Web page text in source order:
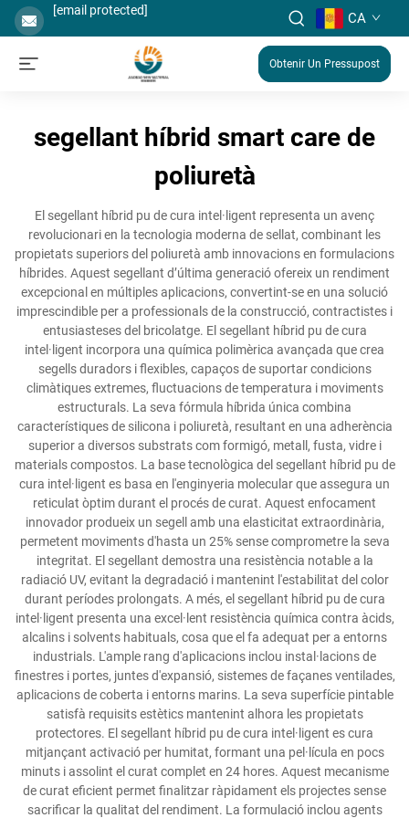
[email protected] CA
Obtenir Un Pressupost
segellant híbrid smart care de
poliuretà
El segellant híbrid pu de cura intel·ligent representa un avenç
revolucionari en la tecnologia moderna de sellat, combinant les
propietats superiors del poliuretà amb innovacions en formulacions
híbrides. Aquest segellant d’última generació ofereix un rendiment
excepcional en múltiples aplicacions, convertint-se en una solució
imprescindible per a professionals de la construcció, contractistes i
entusiasteses del bricolatge. El segellant híbrid pu de cura
intel·ligent incorpora una química polimèrica avançada que crea
segells duradors i flexibles, capaços de suportar condicions
climàtiques extremes, fluctuacions de temperatura i moviments
estructurals. La seva fórmula híbrida única combina
característiques de silicona i poliuretà, resultant en una adherència
superior a diversos substrats com formigó, metall, fusta, vidre i
materials compostos. La base tecnològica del segellant híbrid pu de
cura intel·ligent es basa en l'enginyeria molecular que assegura un
reticulat òptim durant el procés de curat. Aquest enfocament
innovador produeix un segell amb una elasticitat extraordinària,
permetent moviments d'hasta un 25% sense comprometre la seva
integritat. El segellant demostra una resistència notable a la
radiació UV, evitant la degradació i mantenint l'estabilitat del color
durant períodes prolongats. A més, el segellant híbrid pu de cura
intel·ligent presenta una excel·lent resistència química contra àcids,
alcalins i solvents habituals, cosa que el fa adequat per a entorns
industrials. L'ample rang d'aplicacions inclou instal·lacions de
finestres i portes, juntes d'expansió, sistemes de façanes ventilades,
aplicacions de coberta i entorns marins. La seva superfície pintable
satisfà requisits estètics mantenint alhora les propietats
protectores. El segellant híbrid pu de cura intel·ligent es cura
mitjançant activació per humitat, formant una pel·lícula en pocs
minuts i assolint el curat complet en 24 hores. Aquest mecanisme
de curat eficient permet finalitzar ràpidament els projectes sense
sacrificar la qualitat del rendiment. La formulació inclou agents